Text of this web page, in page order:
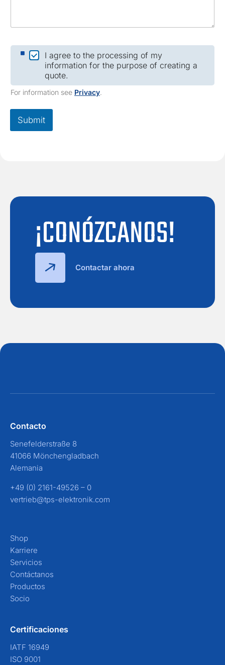
C
k
b
o
I agree to the processing of my
information for the purpose of creating a
quote.
For information see Privacy
Submit
¡CONÓZCANOS!
Contactar ahora
Contacto
Senefelderstraße 8
41066 Mönchengladbach
Alemania
+49 (0) 2161-49526 – 0
vertrieb@tps-elektronik.com
Shop
Karriere
Servicios
Contáctanos
Productos
Socio
Certificaciones
IATF 16949
ISO 9001